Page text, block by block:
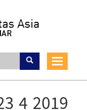
Toggle